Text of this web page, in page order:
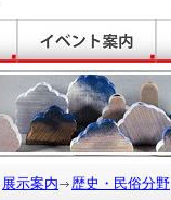
展示案内 歴史・民俗分野